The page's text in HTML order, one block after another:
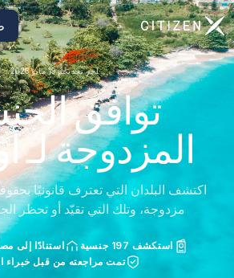
الانتقال إلى الصفحة الرئيسية لـ CitizenX
آخر تحديث: 19 مايو 2026
توافق
المزدوجة لـ
اكتشف البلدان التي تعترف قانونيًا
مزدوجة، وتلك التي تقيّد أو تحظر
استكشف 197 جنسية
استنادًا إلى
تمت مراجعته من قبل خبراء